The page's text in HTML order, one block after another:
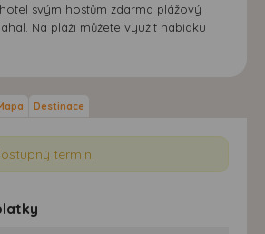
svým hostům zdarma plážový
Na pláži můžete využít nabídku
Destinace
termín.